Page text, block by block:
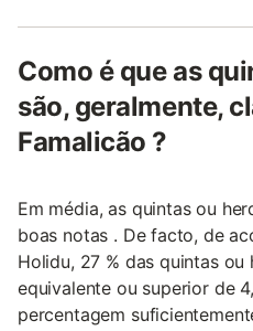
Como é que as
são, geralmente,
Famalicão ?
Em média, as quintas ou
boas notas . De facto, de
Holidu, 27 % das quintas
equivalente ou superior de
percentagem